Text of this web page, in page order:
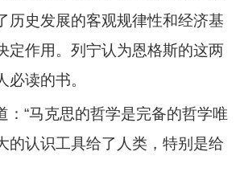
历史发展的客观规律性和经济基
定作用。列宁认为恩格斯的这两
必读的书。
：“马克思的哲学是完备的哲学唯
的认识工具给了人类，特别是给